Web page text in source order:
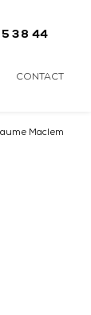
38 44
CONTACT
Maclem